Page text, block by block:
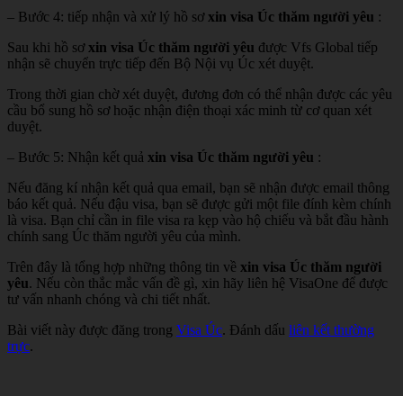
– Bước 4: tiếp nhận và xử lý hồ sơ xin visa Úc thăm người yêu :
Sau khi hồ sơ xin visa Úc thăm người yêu được Vfs Global tiếp
nhận sẽ chuyển trực tiếp đến Bộ Nội vụ Úc xét duyệt.
Trong thời gian chờ xét duyệt, đương đơn có thể nhận được các yêu
cầu bổ sung hồ sơ hoặc nhận điện thoại xác minh từ cơ quan xét
duyệt.
– Bước 5: Nhận kết quả xin visa Úc thăm người yêu :
Nếu đăng kí nhận kết quả qua email, bạn sẽ nhận được email thông
báo kết quả. Nếu đậu visa, bạn sẽ được gửi một file đính kèm chính
là visa. Bạn chỉ cần in file visa ra kẹp vào hộ chiếu và bắt đầu hành
chính sang Úc thăm người yêu của mình.
Trên đây là tổng hợp những thông tin về xin visa Úc thăm người
yêu. Nếu còn thắc mắc vấn đề gì, xin hãy liên hệ VisaOne để được
tư vấn nhanh chóng và chi tiết nhất.
Bài viết này được đăng trong Visa Úc. Đánh dấu liên kết thường
trực.